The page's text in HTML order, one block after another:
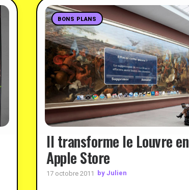
BONS PLANS
Il transforme le Louvre en
Apple Store
17 octobre 2011 by Julien